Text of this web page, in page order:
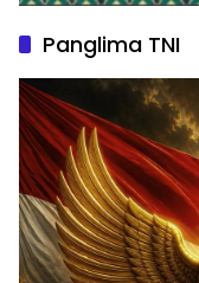
Panglima TNI